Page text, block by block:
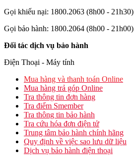
Gọi khiếu nại: 1800.2063 (8h00 - 21h30)
Gọi bảo hành: 1800.2064 (8h00 - 21h00)
Đối tác dịch vụ bảo hành
Điện Thoại - Máy tính
Mua hàng và thanh toán Online
Mua hàng trả góp Online
Tra thông tin đơn hàng
Tra điểm Smember
Tra thông tin bảo hành
Tra cứu hóa đơn điện tử
Trung tâm bảo hành chính hãng
Quy định về việc sao lưu dữ liệu
Dịch vụ bảo hành điện thoại